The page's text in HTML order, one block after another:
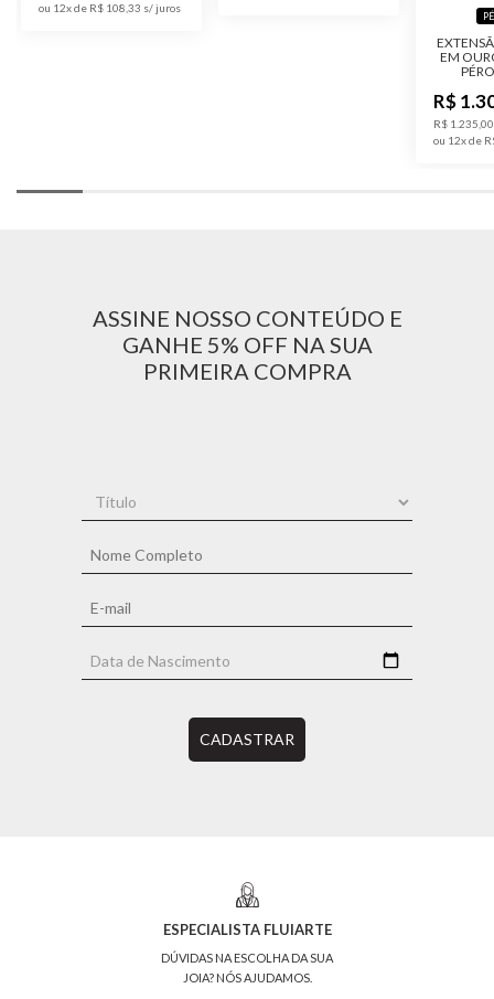
ou 12x de R$ 108,33
EM
R$
R$
ou 12x de
ASSINE NOSSO CONTEÚDO E
GANHE 5% OFF NA SUA
PRIMEIRA COMPRA
CADASTRAR
ESPECIALISTA FLUIARTE
DÚVIDAS NA ESCOLHA DA SUA
JOIA? NÓS AJUDAMOS.